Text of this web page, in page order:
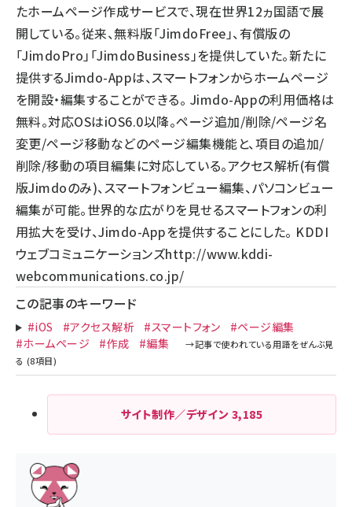
たホームページ作成サービスで、現在世界12ヵ国語で展
開している。従来、無料版「JimdoFree」、有償版の
「JimdoPro」「JimdoBusiness」を提供していた。新たに
提供するJimdo-Appは、スマートフォンからホームページ
を開設・編集することができる。 Jimdo-Appの利用価格は
無料。対応OSはiOS6.0以降。ページ追加/削除/ページ名
変更/ページ移動などのページ編集機能と、項目の追加/
削除/移動の項目編集に対応している。アクセス解析(有償
版Jimdoのみ)、スマートフォンビュー編集、パソコンビュー
編集が可能。世界的な広がりを見せるスマートフォンの利
用拡大を受け、Jimdo-Appを提供することにした。 KDDI
ウェブコミュニケーションズhttp://www.kddi-
webcommunications.co.jp/
この記事のキーワード
#iOS #アクセス解析 #スマートフォン
#ページ編集
#ホームページ
#作成 #編集
サイト制作／デザイン 3,185